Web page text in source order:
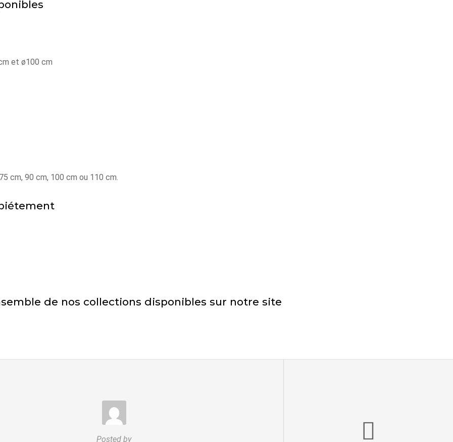
et ø100 cm
cm, 90 cm, 100 cm ou 110 cm.
de nos collections disponibles sur notre site
Posted by